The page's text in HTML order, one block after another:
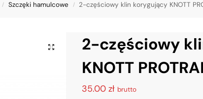
/ Szczęki hamulcowe / 2-częściowy klin korygujący KNOTT
2-częściowy
KNOTT
35.00zł brutto